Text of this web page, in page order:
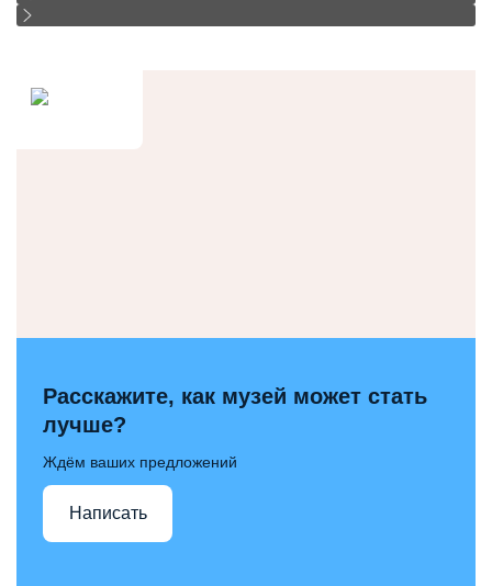
Расскажите, как музей может стать
лучше?
Ждём ваших предложений
Написать